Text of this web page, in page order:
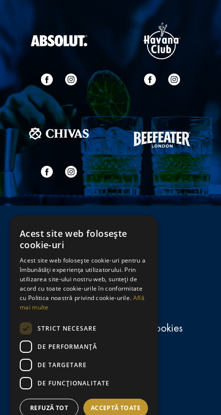
Regulamente
consumă-responsabil.ro
Politica de confidențialitate și cookies
Termeni și condiții
Contact
Acest site web folosește
cookie-uri
Acest site web folosește cookie-uri pentru a
îmbunătăți experiența utilizatorului. Prin
utilizarea site-ului nostru web, sunteți de
acord cu toate cookie-urile în conformitate
cu Politica noastră privind cookie-urile. Află
mai multe
STRICT NECESARE
DE PERFORMANȚĂ
DE TARGETARE
DE FUNCŢIONALITATE
ACCEPTĂ TOATE
REFUZĂ TOT